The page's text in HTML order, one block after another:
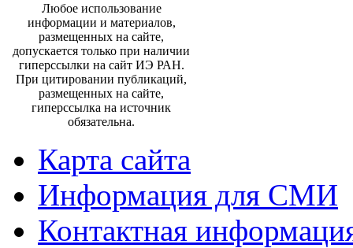
Любое использование
информации и материалов,
размещенных на сайте,
допускается только при наличии
гиперссылки на сайт ИЭ РАН.
При цитировании публикаций,
размещенных на сайте,
гиперссылка на источник
обязательна.
Карта сайта
Информация для СМИ
Контактная